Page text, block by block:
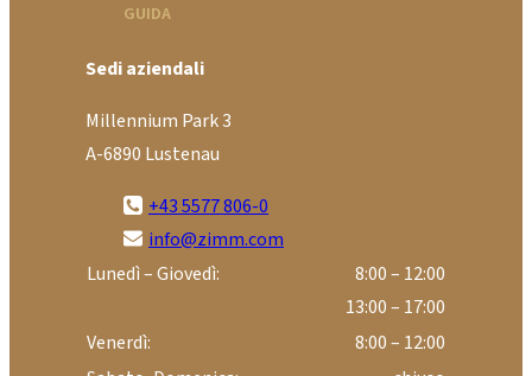
GUIDA
Sedi aziendali
Millennium Park 3
A-6890 Lustenau
+43 5577 806-0
info@zimm.com
Lunedì – Giovedì:
8:00 – 12:00
13:00 – 17:00
Venerdì:
8:00 – 12:00